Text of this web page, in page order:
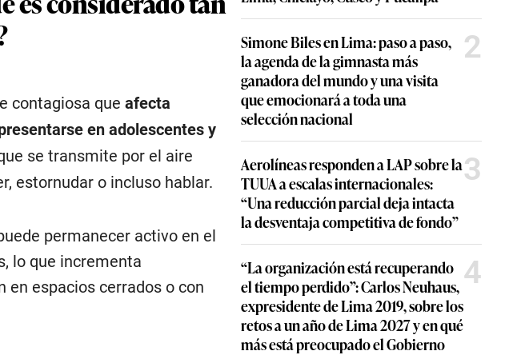
contagiosa que afecta
en adolescentes y
se transmite por el aire
estornudar o incluso hablar.
permanecer activo en el
lo que incrementa
espacios cerrados o con
Simone Biles en Lima: paso a paso,
la agenda de la gimnasta más
ganadora del mundo y una visita
que emocionará a toda una
selección nacional
2
Aerolíneas responden a LAP sobre la
TUUA a escalas internacionales:
“Una reducción parcial deja intacta
la desventaja competitiva de fondo”
3
“La organización está recuperando
el tiempo perdido”: Carlos Neuhaus,
expresidente de Lima 2019, sobre los
retos a un año de Lima 2027 y en qué
más está preocupado el Gobierno
4